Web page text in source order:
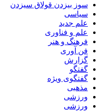
سوز بیزدن قولاق سیزدن
سیاسی
علم جدید
علم و فناوری
فرهنگ و هنر
فن آوری
گزارش
گفتگو
گفتگوی ویژه
مذهبی
ورزشی
ورزشی